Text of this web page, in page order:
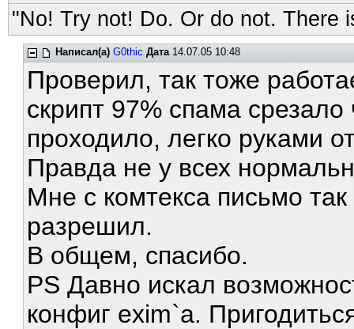
"No! Try not! Do. Or do not. There
Написал(а) G0thic Дата14.07.05 10:48
Проверил, так тоже
скрипт 97% спама
проходило, легко руками
Правда не у всех
Мне с комтекса письмо
разрешил.
В общем, спасибо.
PS Давно искал
конфиг exim`a.